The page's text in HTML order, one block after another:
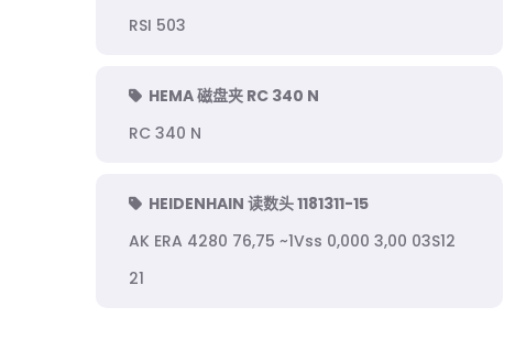
RSI 503
HEMA 磁盘夹 RC 340 N
RC 340 N
HEIDENHAIN 读数头 1181311-15
AK ERA 4280 76,75 ~1Vss 0,000 3,00 03S12
21